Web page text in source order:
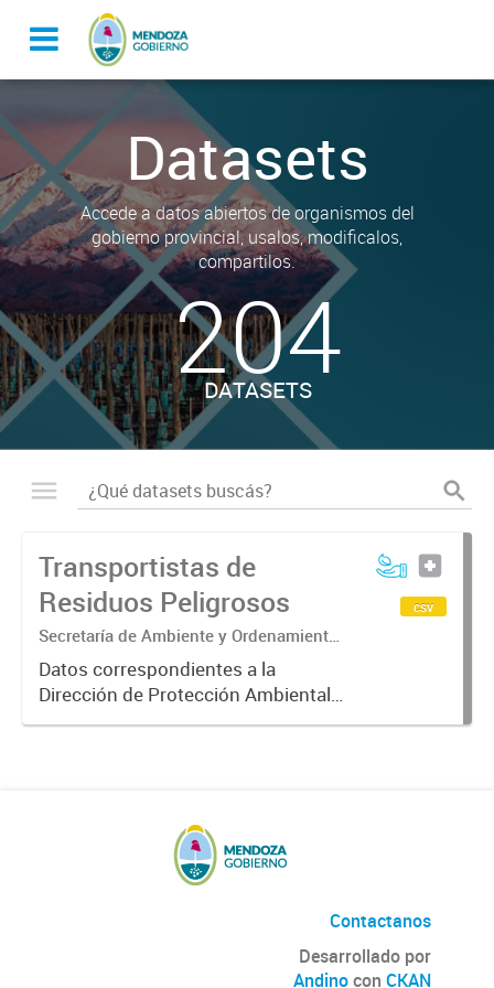
Datasets
Accede a datos abiertos de organismos del
gobierno provincial, usalos, modificalos,
compartilos.
204
DATASETS
Transportistas de
Residuos Peligrosos
Secretaría de Ambiente y Ordenamiento
Territorial. Dirección de Protección
Ambiental. Área de Residuos
Peligrosos.
Datos correspondientes a la
Dirección de Protección Ambiental
sobre los transportistas de
csv
Contactanos
Desarrollado por
Andinocon CKAN